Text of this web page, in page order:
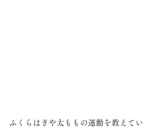
ふくらはぎや太ももの運動を教えてい